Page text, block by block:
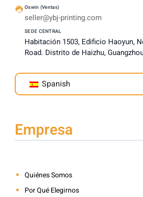
Oswin (Ventas)
seller@ybj-printing.com
SEDE CENTRAL
Habitación 1503, Edificio Haoyun,
Road. Distrito de Haizhu,
Spanish
Empresa
Quiénes Somos
Por Qué Elegirnos